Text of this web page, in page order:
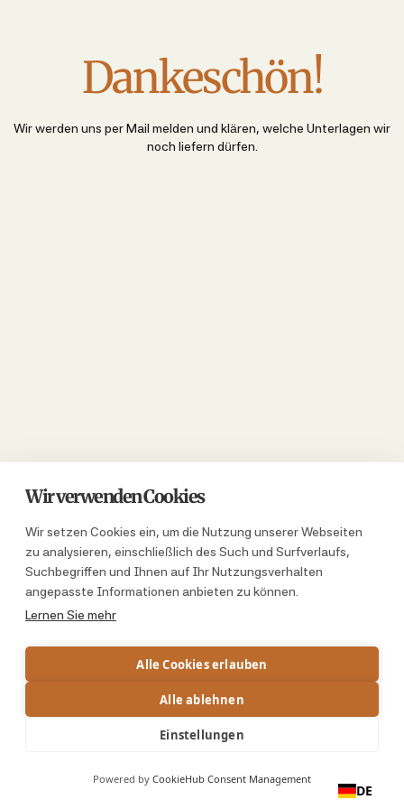
Dankeschön!
Wir werden uns per Mail melden und klären, welche Unterlagen wir
noch liefern dürfen.
Wir verwenden Cookies
Wir setzen Cookies ein, um die Nutzung unserer Webseiten
zu analysieren, einschließlich des Such und Surfverlaufs,
Suchbegriffen und Ihnen auf Ihr Nutzungsverhalten
angepasste Informationen anbieten zu können.
Lernen Sie mehr
Alle Cookies erlauben
Alle ablehnen
Einstellungen
Powered by CookieHub Consent Management
DE